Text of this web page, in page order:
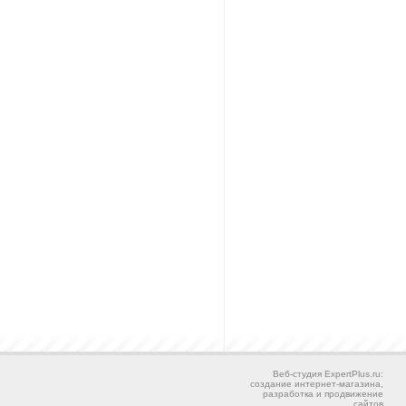
Веб-студия ExpertPlus.ru:
создание интернет-магазина,
разработка и продвижение
сайтов